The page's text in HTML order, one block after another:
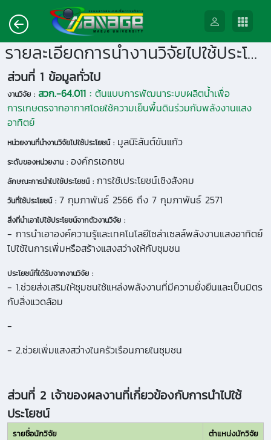
รายละเอียดการนำงานวิจัยไปใช้ประโยชน์
ส่วนที่ 1 ข้อมูลทั่วไป
งานวิจัย : สวก.-64.011 : ต้นแบบการพัฒนาระบบผลิตน้ำเพื่อ
การเกษตรจากอากาศโดยใช้ความเย็นพื้นดินร่วมกับพลังงานแสง
อาทิตย์
หน่วยงานที่นำงานวิจัยไปใช้ประโยชน์ : มูลนิะิสันต์ขันแก้ว
ระดับของหน่วยงาน : องค์กรเอกชน
ลักษณะการนำไปใช้ประโยชน์ : การใช้เประโยชน์เชิงสังคม
วันที่ใช้ประโยชน์ : 7 กุมภาพันธ์ 2566 ถึง 7 กุมภาพันธ์ 2571
สิ่งที่นำเอาไปใช้ประโยชน์จากตัวงานวิจัย :
- การนำเอาองค์ความรู้และเทคโนโลยีโซล่าเซลล์พลังงานแสงอาทิตย์
ไปใช้ในการเพิ่มหรือสร้างแสงสว่างให้กับชุมชน
ประโยชน์ที่ได้รับจากงานวิจัย :
- 1.ช่วยส่งเสริมให้ชุมชนใช้แหล่งพลังงานที่มีความยั่งยืนและเป็นมิตร
กับสิ่งแวดล้อม
-
- 2.ช่วยเพิ่มแสงสว่างในครัวเรือนภายในชุมชน
ส่วนที่ 2 เจ้าของผลงานที่เกี่ยวข้องกับการนำไปใช้
ประโยชน์
รายชื่อนักวิจัย ตำแหน่งนักวิจัย